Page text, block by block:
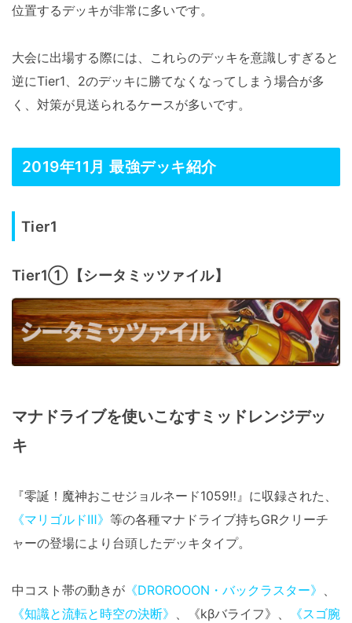
位置するデッキが非常に多いです。
大会に出場する際には、これらのデッキを意識しすぎると
逆にTier1、2のデッキに勝てなくなってしまう場合が多
く、対策が見送られるケースが多いです。
2019年11月 最強デッキ紹介
Tier1
Tier1①【シータミッツァイル】
マナドライブを使いこなすミッドレンジデッ
キ
『零誕！魔神おこせジョルネード1059‼︎』に収録された、
《マリゴルドⅢ》 等の各種マナドライブ持ちGRクリーチ
ャーの登場により台頭したデッキタイプ。
中コスト帯の動きが 《DROROOON・バックラスター》 、
《知識と流転と時空の決断》 、《kβバライフ》、
《スゴ腕